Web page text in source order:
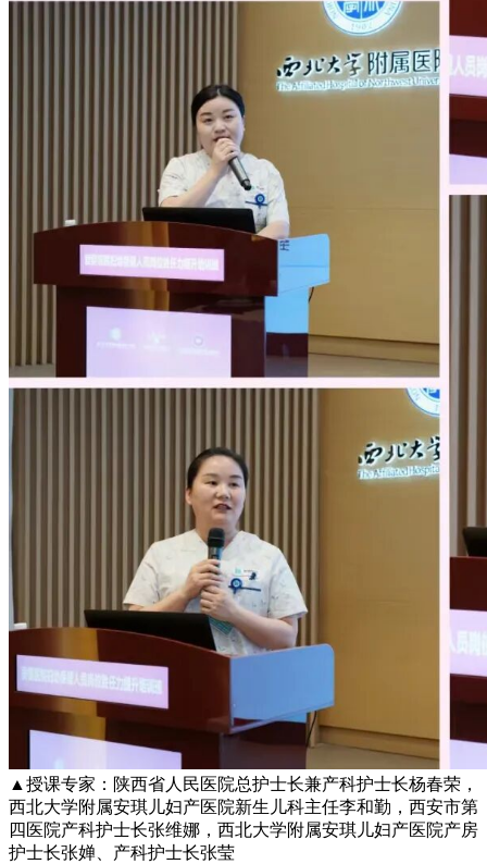
▲授课专家：陕西省人民医院总护士长兼产科护士长杨春荣，
西北大学附属安琪儿妇产医院新生儿科主任李和勤，西安市第
四医院产科护士长张维娜，西北大学附属安琪儿妇产医院产房
护士长张婵、产科护士长张莹